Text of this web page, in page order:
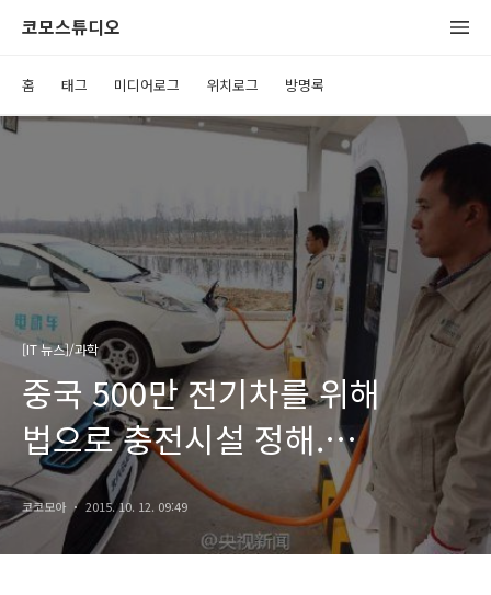
코모스튜디오
홈 태그 미디어로그 위치로그 방명록
[IT 뉴스]/과학
중국 500만 전기차를 위해
법으로 충전시설 정해.
우리나라는?
코코모아 2015. 10. 12. 09:49